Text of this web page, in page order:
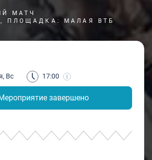
МАТЧ
ПЛОЩАДКА: МАЛАЯ ВТБ
завершено
Вс 17:00